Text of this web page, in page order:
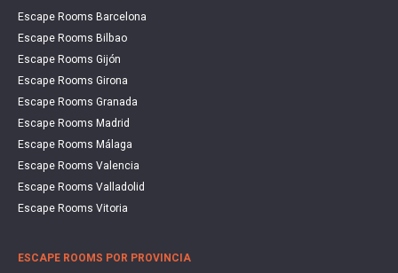
Escape Rooms Barcelona
Escape Rooms Bilbao
Escape Rooms Gijón
Escape Rooms Girona
Escape Rooms Granada
Escape Rooms Madrid
Escape Rooms Málaga
Escape Rooms Valencia
Escape Rooms Valladolid
Escape Rooms Vitoria
ESCAPE ROOMS POR PROVINCIA